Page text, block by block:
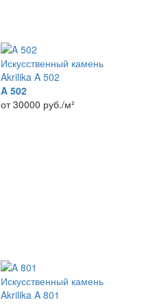
Искусственный камень
Akrilika A 502
A 502
от 30000 руб./м²
Искусственный камень
Akrilika A 801